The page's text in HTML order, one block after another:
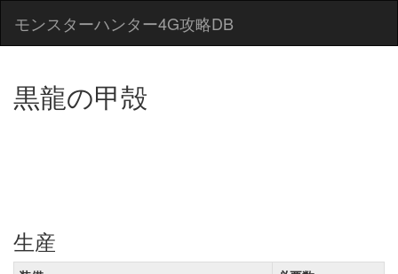
モンスターハンター4G攻略DB
黒龍の甲殻
生産